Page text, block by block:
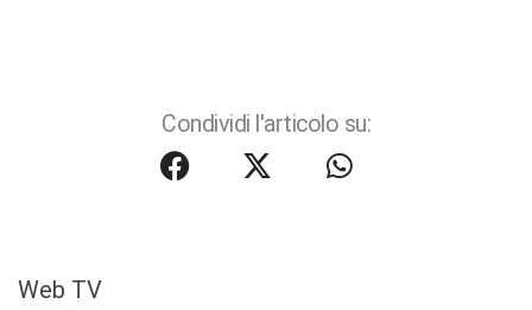
Condividi l'articolo su:
Web TV